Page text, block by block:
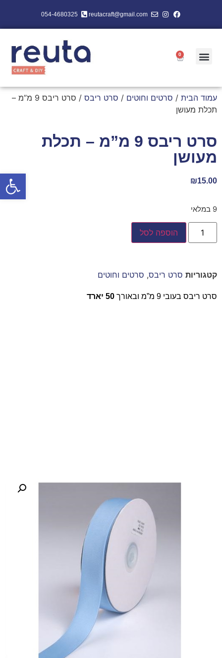
פתח
reutacraft@gmail.com
054-4680325
0
עמוד הבית / סרטים וחוטים / סרט ריבס
/ סרט ריבס 9 מ”מ –
תכלת מעושן
סרט ריבס 9 מ”מ – תכלת
מעושן
₪15.00
9 במלאי
הוספה לסל
קטגוריות סרט ריבס, סרטים וחוטים
סרט ריבס בעובי 9 מ”מ ובאורך 50 יארד